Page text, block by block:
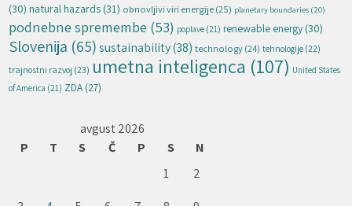
(30) natural hazards (31) obnovljivi viri energije(25) planetary boundaries (20)
podnebne spremembe (53) poplave (21) renewable energy (30)
Slovenija (65) sustainability(38) technology(24) tehnologije (22)
trajnostni razvoj (23) umetna inteligenca (107) United States
of America (21) ZDA (27)
avgust 2026
P
T S Č P S
N
1
2